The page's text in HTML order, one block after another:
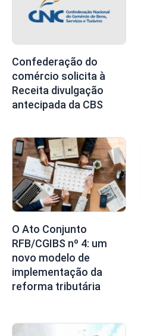
Confederação do
comércio solicita à
Receita divulgação
antecipada da CBS
O Ato Conjunto
RFB/CGIBS nº 4: um
novo modelo de
implementação da
reforma tributária